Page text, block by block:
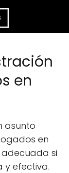
en
asunto
en
si
y efectiva.